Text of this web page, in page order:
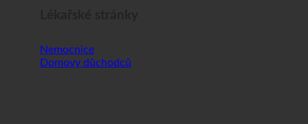
Nemocnice
Domovy důchodců